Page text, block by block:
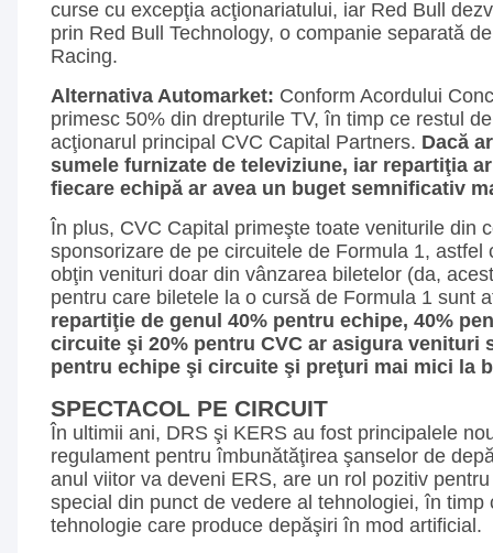
curse cu excepţia acţionariatului, iar Red Bull
prin Red Bull Technology, o companie separată
Racing.
Alternativa Automarket: Conform Acordului
primesc 50% din drepturile TV, în timp ce restul
acţionarul principal CVC Capital Partners. Dacă
sumele furnizate de televiziune, iar repartiţia
fiecare echipă ar avea un buget semnificativ
În plus, CVC Capital primeşte toate veniturile din
sponsorizare de pe circuitele de Formula 1, astfel
obţin venituri doar din vânzarea biletelor (da,
pentru care biletele la o cursă de Formula 1 sunt
repartiţie de genul 40% pentru echipe, 40%
circuite şi 20% pentru CVC ar asigura venituri
pentru echipe şi circuite şi preţuri mai mici la
SPECTACOL PE CIRCUIT
În ultimii ani, DRS şi KERS au fost principalele
regulament pentru îmbunătăţirea şanselor de
anul viitor va deveni ERS, are un rol pozitiv
special din punct de vedere al tehnologiei, în timp
tehnologie care produce depăşiri în mod artificial.